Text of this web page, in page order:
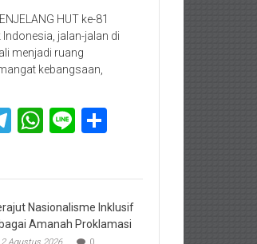
HUT ke-81
jalan-jalan di
menjadi ruang
kebangsaan,
Telegram
WhatsApp
Line
Nasionalisme Inklusif
Amanah Proklamasi
2 Agustus 2026 0